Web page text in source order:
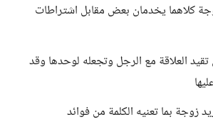
كلاهما يخدمان بعض مقابل اشتراطات
العلاقة مع الرجل وتجعله لوحدها وقد
زوجة بما تعنيه الكلمة من فوائد